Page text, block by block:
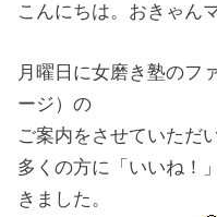
こんにちは。おきゃん
月曜日に女磨き塾のフ
ージ）の
ご案内をさせていただ
多くの方に「いいね！
きました。